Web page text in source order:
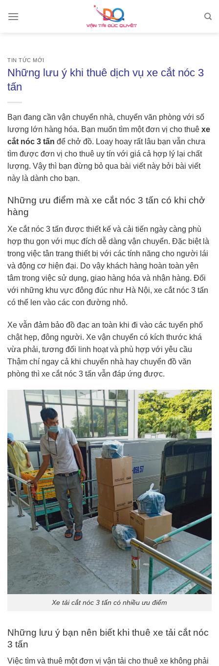
TIN TỨC MỚI
Những lưu ý khi thuê dịch vụ xe cắt nóc 3
tấn
Bạn đang cần vận chuyển nhà, chuyển văn phòng với số
lượng lớn hàng hóa. Bạn muốn tìm một đơn vị cho thuê xe
cắt nóc 3 tấn để chở đồ. Loay hoay rất lâu bạn vẫn chưa
tìm được đơn vị cho thuê uy tín với giá cả hợp lý lại chất
lượng. Vậy thì bạn đừng bỏ qua bài viết này bởi bài viết
này là dành cho bạn.
Những ưu điểm mà xe cắt nóc 3 tấn có khi chở
hàng
Xe cắt nóc 3 tấn được thiết kế và cải tiến ngày càng phù
hợp thu gọn với mục đích dễ dàng vận chuyển. Đặc biệt là
trong việc tân trang thiết bị với các tính năng cho người lái
và động cơ hiện đại. Do vậy khách hàng hoàn toàn yên
tâm trong việc sử dụng, giao hàng hóa và nhận hàng. Đối
với những khu vực đông đúc như Hà Nội, xe cắt nóc 3 tấn
có thể len vào các con đường nhỏ.
Xe vẫn đảm bảo đồ đạc an toàn khi đi vào các tuyến phố
chật hẹp, đông người. Xe vận chuyển có kích thước khá
vừa phải, tương đối linh hoạt và phù hợp với yêu cầu
Thậm chí ngay cả khi chuyển nhà hay chuyển đồ văn
phòng thì xe cắt nóc 3 tấn vẫn đáp ứng được.
Xe tải cắt nóc 3 tấn có nhiều ưu điểm
Những lưu ý bạn nên biết khi thuê xe tải cắt nóc
3 tấn
Việc tìm và thuê một đơn vị vận tải cho thuê xe không phải